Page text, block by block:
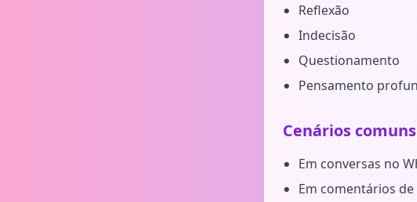
Reflexão
Indecisão
Questionamento
Pensamento
Cenários
Em conversas no
Em comentários